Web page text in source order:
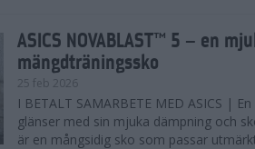
ASICS NOVABLAST™ 5 – en
mängdträningssko
25 feb 2026
I BETALT SAMARBETE MED ASICS |
glänser med sin mjuka dämpning och
är en mångsidig sko som passar